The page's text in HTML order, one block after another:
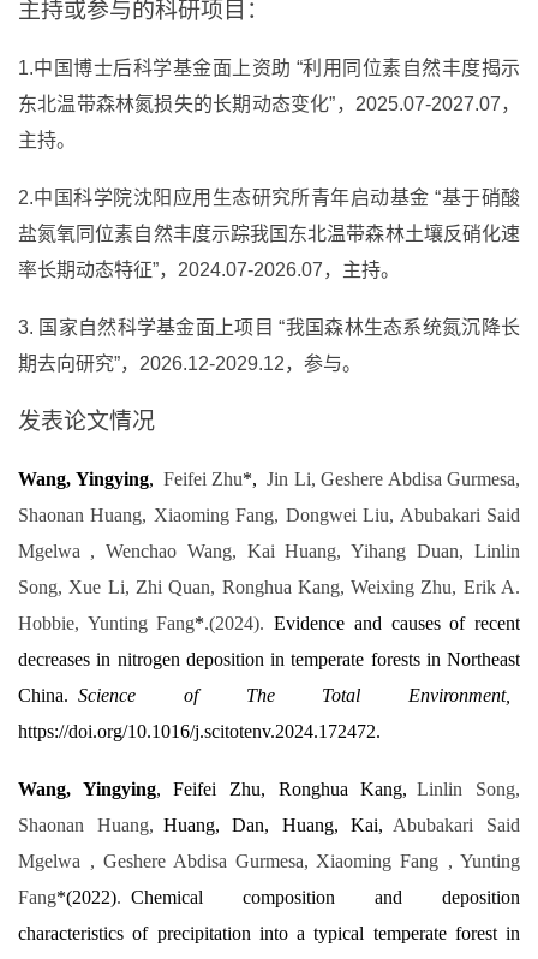
主持或参与的科研项目：
1.中国博士后科学基金面上资助 “利用同位素自然丰度揭示
东北温带森林氮损失的长期动态变化”，2025.07-2027.07，
主持。
2.中国科学院沈阳应用生态研究所青年启动基金 “基于硝酸
盐氮氧同位素自然丰度示踪我国东北温带森林土壤反硝化速
率长期动态特征”，2024.07-2026.07，主持。
3. 国家自然科学基金面上项目 “我国森林生态系统氮沉降长
期去向研究”，2026.12-2029.12，参与。
发表论文情况
Wang, Yingying, Feifei Zhu*, Jin Li, Geshere Abdisa Gurmesa,
Shaonan Huang, Xiaoming Fang, Dongwei Liu, Abubakari Said
Mgelwa , Wenchao Wang, Kai Huang, Yihang Duan, Linlin
Song, Xue Li, Zhi Quan, Ronghua Kang, Weixing Zhu, Erik A.
Hobbie, Yunting Fang*.(2024).Evidence and causes of recent
decreases in nitrogen deposition in temperate forests in Northeast
China. Science of The Total Environment,
https://doi.org/10.1016/j.scitotenv.2024.172472.
Wang, Yingying, Feifei Zhu, Ronghua Kang, Linlin Song,
Shaonan Huang, Huang, Dan, Huang, Kai, Abubakari Said
Mgelwa , Geshere Abdisa Gurmesa, Xiaoming Fang , Yunting
Fang*(2022). Chemical composition and deposition
characteristics of precipitation into a typical temperate forest in